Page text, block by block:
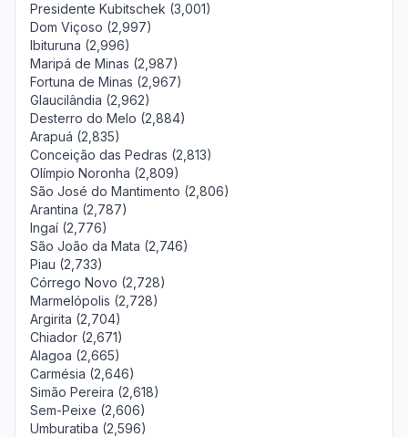
Presidente Kubitschek (3,001)
Dom Viçoso (2,997)
Ibituruna (2,996)
Maripá de Minas (2,987)
Fortuna de Minas (2,967)
Glaucilândia (2,962)
Desterro do Melo (2,884)
Arapuá (2,835)
Conceição das Pedras (2,813)
Olímpio Noronha (2,809)
São José do Mantimento (2,806)
Arantina (2,787)
Ingaí (2,776)
São João da Mata (2,746)
Piau (2,733)
Córrego Novo (2,728)
Marmelópolis (2,728)
Argirita (2,704)
Chiador (2,671)
Alagoa (2,665)
Carmésia (2,646)
Simão Pereira (2,618)
Sem-Peixe (2,606)
Umburatiba (2,596)